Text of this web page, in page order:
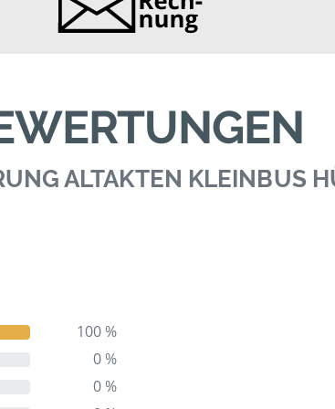
ALTAKTEN KLEINBUS
100 %
0 %
0 %